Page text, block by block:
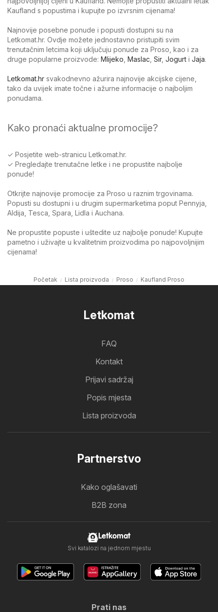
Kaufland s popustima i kupujte po izvrsnim cijenama!
Najnovije posebne ponude i popusti dostupni su na
Letkomat.hr. Ovdje možete jednostavno pristupiti svim
trenutačnim letcima koji uključuju ponude za Proso, kao i za
druge popularne proizvode: Mlijeko Maslac Sir, Jogurt i Jaja.
Letkomat.hr svakodnevno ažurira najnovije akcijske cijene,
tako da uvijek imate točne i ažurne informacije o najboljim
ponudama.
Kako pronaći aktualne promocije?
✓ Posjetite web-stranicu Letkomat.hr.
✓ Pregledajte trenutačne letke i ne propustite najbolje
ponude!
Otkrijte najnovije promocije za Proso u raznim trgovinama.
Popusti su dostupni i u drugim supermarketima poput Pennyja,
Aldija, Tesca, Spara, Lidla i Auchana.
Ne propustite popuste i uštedite uz najbolje ponude! Kupujte
pametno i uživajte u kvalitetnim proizvodima po najpovoljnijim
cijenama!
Početak Lista proizvoda Proso Kaufland Proso
Letkomat
FAQ
Kontakt
Prijavi sadržaj
Popis mjesta
Lista proizvoda
Partnerstvo
Kako oglašavati
B2B zona
Letkomat
Svi katalozi na jednom mjestu
Prati nas